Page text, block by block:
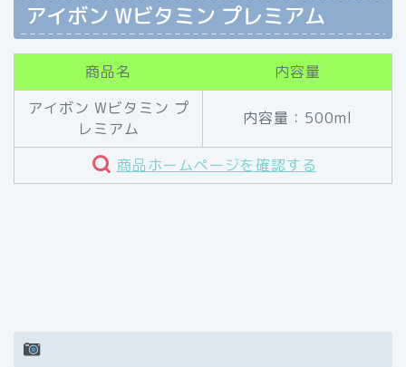
アイボン Wビタミン プレミアム
商品名
内容量
アイボン Wビタミン プ
レミアム
内容量：500ml
商品ホームページを確認する